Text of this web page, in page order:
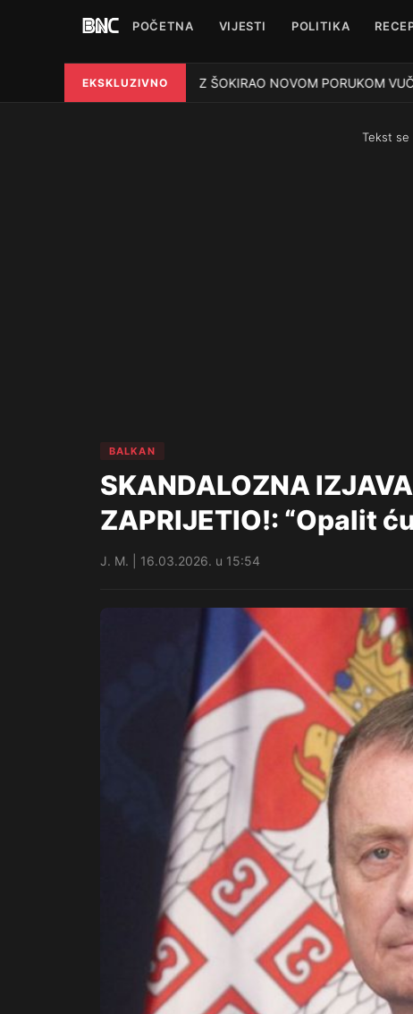
POČETNA VIJESTI POLITIKA
EKSKLUZIVNO
● HELEZ ŠOKIRAO NOVOM PORUKOM
Tekst se
BALKAN
SKANDALOZNA
ZAPRIJETIO!: “Opalit
J. M. | 16.03.2026. u 15:54